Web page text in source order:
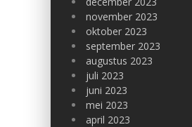
november 2023
oktober 2023
september 2023
augustus 2023
juli 2023
juni 2023
mei 2023
april 2023